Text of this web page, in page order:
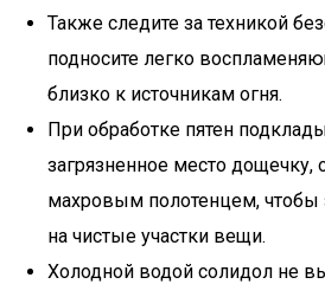
Также следите за техникой
подносите легко
близко к источникам огня.
При обработке пятен
загрязненное место дощечку,
махровым полотенцем, чтобы
на чистые участки вещи.
Холодной водой солидол не